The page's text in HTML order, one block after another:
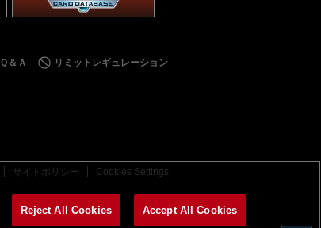
Ｑ＆Ａ リミットレギュレーション
サイトポリシー Cookies Settings
Reject All Cookies Accept All Cookies